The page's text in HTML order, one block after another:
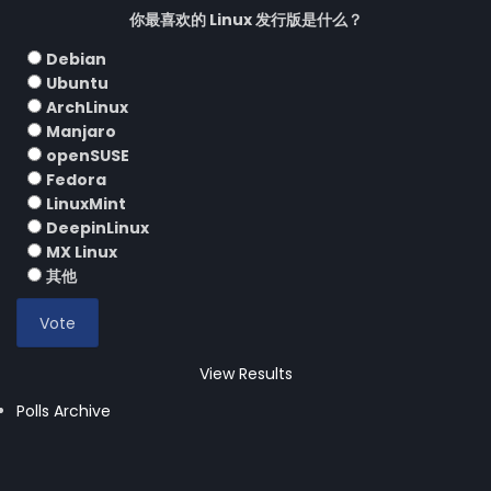
你最喜欢的 Linux 发行版是什么？
Debian
Ubuntu
ArchLinux
Manjaro
openSUSE
Fedora
LinuxMint
DeepinLinux
MX Linux
其他
View Results
Polls Archive